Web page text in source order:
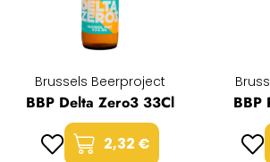
Brussels Beerproject
BBP Delta Zero3 33Cl
2,32 €
BBP